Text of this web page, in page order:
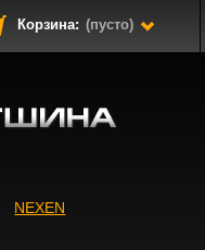
Корзина: (пусто)
NEXEN